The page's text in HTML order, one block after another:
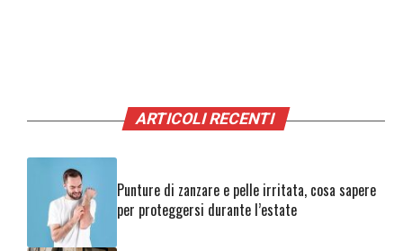
ARTICOLI RECENTI
Punture di zanzare e pelle irritata, cosa sapere
per proteggersi durante l’estate